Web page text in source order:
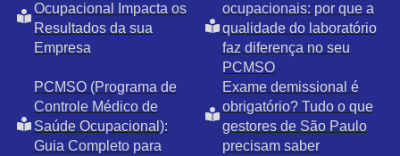
Ocupacional Impacta os
Resultados da sua
Empresa
ocupacionais: por que a
qualidade do laboratório
faz diferença no seu
PCMSO
PCMSO (Programa de
Controle Médico de
Saúde Ocupacional):
Guia Completo para
Exame demissional é
obrigatório? Tudo o que
gestores de São Paulo
precisam saber